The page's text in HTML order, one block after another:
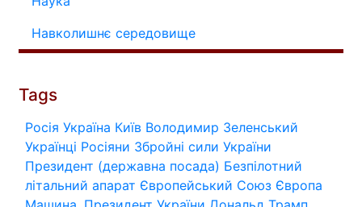
Навколишнє середовище
Tags
Росія Україна Київ Володимир Зеленський
Українці Росіяни Збройні сили України
Президент (державна посада) Безпілотний
літальний апарат Європейський Союз Європа